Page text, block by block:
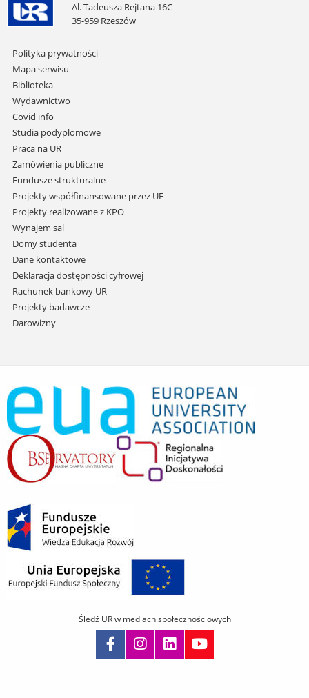
Al. Tadeusza Rejtana 16C
35-959 Rzeszów
Pomiń
nawigację
i
przejdź
do
treści
Polityka prywatności
Mapa serwisu
Biblioteka
Wydawnictwo
Covid info
Studia podyplomowe
Praca na UR
Zamówienia publiczne
Fundusze strukturalne
Projekty współfinansowane przez UE
Projekty realizowane z KPO
Wynajem sal
Domy studenta
Dane kontaktowe
Deklaracja dostępności cyfrowej
Rachunek bankowy UR
Projekty badawcze
Darowizny
Śledź UR w mediach społecznościowych